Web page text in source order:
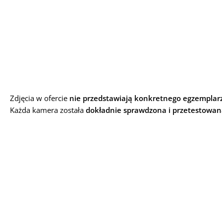
Zdjęcia w ofercie nie przedstawiają konkretnego
Każda kamera została dokładnie sprawdzona i